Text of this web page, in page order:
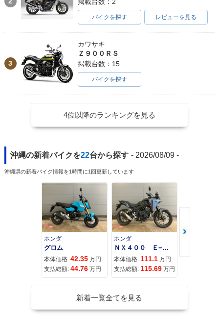
バイクを探す レビューを見る
3
カワサキ
Ｚ９００ＲＳ
掲載台数：15
バイクを探す
4位以降のランキングを見る
沖縄の新着バイクを22台から探す - 2026/08/09 -
沖縄県の新着バイク情報を1時間に1回更新しています
ホンダ
グロム
本体価格: 42.35 万円
支払総額: 44.76 万円
ホンダ
ＮＸ４００ Ｅ−Ｃｌｕｔｃｈ
本体価格: 111.1 万円
支払総額: 115.69 万円
新着一覧全てを見る